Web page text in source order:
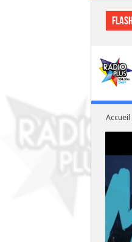
Accueil